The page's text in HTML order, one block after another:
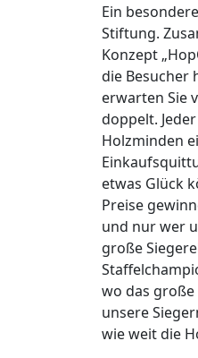
Ein
Stiftung.
Konzept
die Besucher
erwarten Sie
doppelt.
Holzminden
etwas Glück
Preise
und nur wer
große
wo das
unsere
wie weit die